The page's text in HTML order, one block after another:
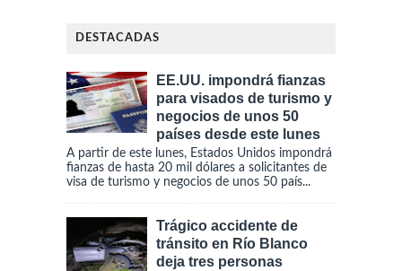
DESTACADAS
EE.UU. impondrá fianzas
para visados de turismo y
negocios de unos 50
países desde este lunes
A partir de este lunes, Estados Unidos impondrá
fianzas de hasta 20 mil dólares a solicitantes de
visa de turismo y negocios de unos 50 país...
Trágico accidente de
tránsito en Río Blanco
deja tres personas